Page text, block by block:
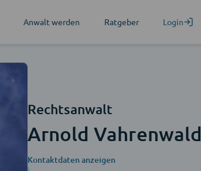
Anwalt werden Ratgeber Login
Rechtsanwalt
Arnold Vahrenwald
Kontaktdaten anzeigen